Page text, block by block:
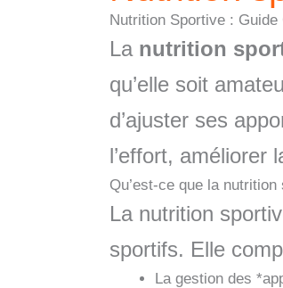
Nutrition Sportive :
La nutrition
qu’elle soit
d’ajuster ses
l’effort, améliorer
Qu’est-ce que la
La nutrition
sportifs. Elle
La gestion des